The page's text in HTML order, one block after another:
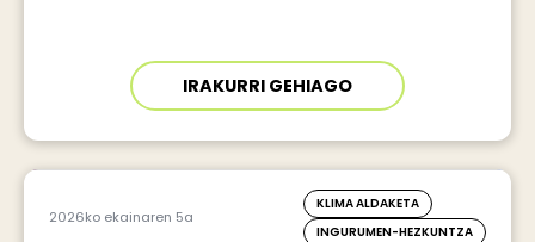
IRAKURRI GEHIAGO
2026ko ekainaren 5a
KLIMA ALDAKETA
INGURUMEN-HEZKUNTZA